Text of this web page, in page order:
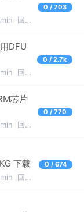
回
0 / 703
DFU
回
0 / 2.7k
芯片
回
0 / 770
下载
回复
0 / 674